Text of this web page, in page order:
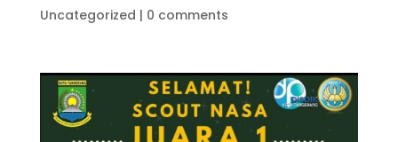
Uncategorized | 0 comments